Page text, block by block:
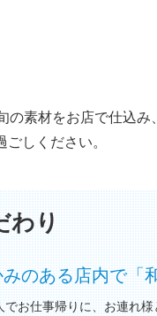
素材をお店で仕込み
しください。
わり
のある店内で「
でお仕事帰りに、お連れ